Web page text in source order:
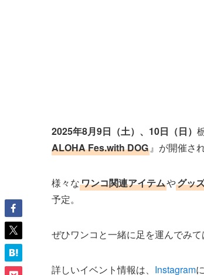
2025年8月9日（土）、10日（日）
ALOHA Fes.with DOG』が開催さ
様々なワンコ関連アイテムやグッ
予定。
ぜひワンコと一緒に足を運んでみて
詳しいイベント情報は、 Instagram